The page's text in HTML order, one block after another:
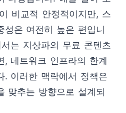
비교적 안정적이지만, 스
성은 여전히 높은 편입니
는 지상파의 무료 콘텐츠
, 네트워크 인프라의 한계
. 이러한 맥락에서 정책은
맞추는 방향으로 설계되